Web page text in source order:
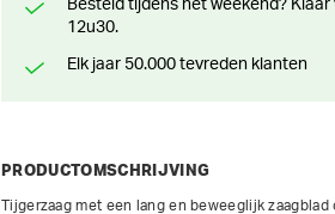
Besteld tijdens het weekend? Klaar voor levering of afhaling vanaf maandag
12u30.
Elk jaar 50.000 tevreden klanten
PRODUCTOMSCHRIJVING
Tijgerzaag met een lang en beweeglijk